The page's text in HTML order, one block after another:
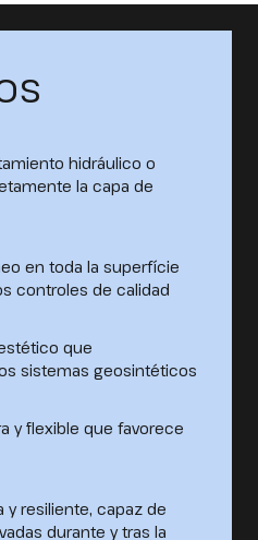
hidráulico o
la capa de
en toda la superfície
controles de calidad
que
sistemas geosintéticos
y flexible que favorece
y resiliente, capaz de
durante y tras la